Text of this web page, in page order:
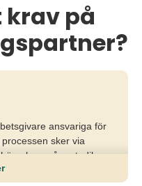
krav på
ansvariga för
sker via
krav på metodik